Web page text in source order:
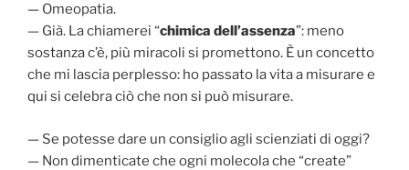
— Omeopatia.
— Già. La chiamerei “chimica dell’assenza”: meno
sostanza c’è, più miracoli si promettono. È un concetto
che mi lascia perplesso: ho passato la vita a misurare e
qui si celebra ciò che non si può misurare.
— Se potesse dare un consiglio agli scienziati di oggi?
— Non dimenticate che ogni molecola che “create”